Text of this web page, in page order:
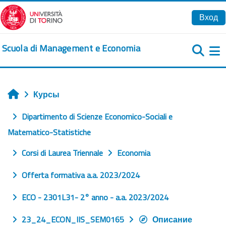
Перейти к основному содержанию
Вход
Scuola di Management e Economia
Главная
Курсы
Dipartimento di Scienze Economico-Sociali e
Matematico-Statistiche
Corsi di Laurea Triennale
Economia
Offerta formativa a.a. 2023/2024
ECO - 2301L31- 2° anno - a.a. 2023/2024
23_24_ECON_IIS_SEM0165
Описание